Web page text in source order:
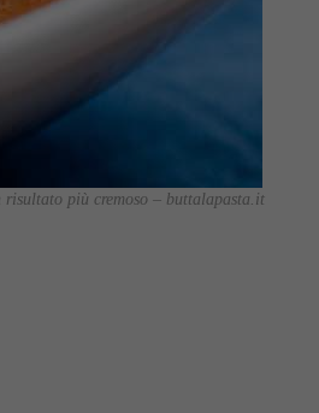
più cremoso – buttalapasta.it